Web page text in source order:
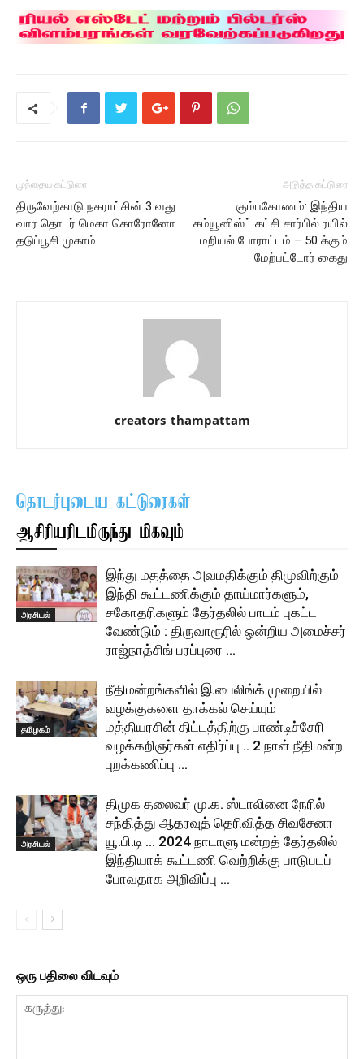
முந்தைய கட்டுரை
திருவேற்காடு நகராட்சின் 3 வது
வார தொடர் மெகா கொரோனோ
தடுப்பூசி முகாம்
அடுத்த கட்டுரை
கும்பகோணம்: இந்திய
கம்யூனிஸ்ட் கட்சி சார்பில் ரயில்
மறியல் போராட்டம் – 50 க்கும்
மேற்பட்டோர் கைது
creators_thampattam
தொடர்புடைய கட்டுரைகள்
ஆசிரியரிடமிருந்து மிகவும்
அரசியல்
இந்து மதத்தை அவமதிக்கும் திமுவிற்கும்
இந்தி கூட்டணிக்கும் தாய்மார்களும்,
சகோதரிகளும் தேர்தலில் பாடம் புகட்ட
வேண்டும் : திருவாரூரில் ஒன்றிய அமைச்சர்
ராஜ்நாத்சிங் பரப்புரை …
தமிழகம்
நீதிமன்றங்களில் இ.பைலிங்க் முறையில்
வழக்குகளை தாக்கல் செய்யும்
மத்தியரசின் திட்டத்திற்கு பாண்டிச்சேரி
வழக்கறிஞர்கள் எதிர்ப்பு .. 2 நாள் நீதிமன்ற
புறக்கணிப்பு …
அரசியல்
திமுக தலைவர் மு.க. ஸ்டாலினை நேரில்
சந்தித்து ஆதரவுத் தெரிவித்த சிவசேனா
யூ.பி.டி … 2024 நாடாளு மன்றத் தேர்தலில்
இந்தியாக் கூட்டணி வெற்றிக்கு பாடுபடப்
போவதாக அறிவிப்பு …
ஒரு பதிலை விடவும்